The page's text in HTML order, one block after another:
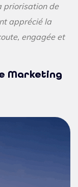
priorisation de
apprécié la
engagée et
Marketing